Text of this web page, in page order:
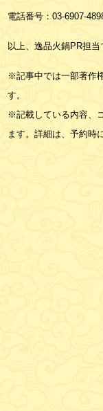
電話番号：03-6907-
以上、逸品火鍋PR担当
※記事中では一部著作
す。
※記載している内容、
ます。詳細は、予約時